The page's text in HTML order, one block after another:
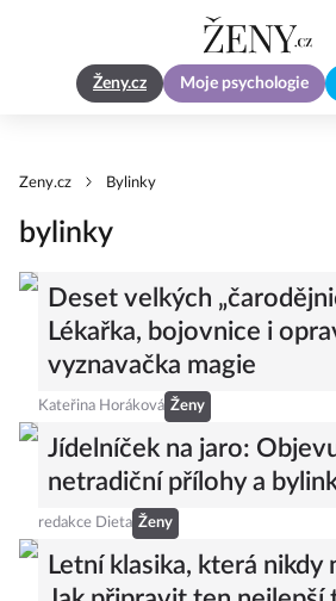
Ženy.cz Moje psychologie
Zeny.cz Bylinky
bylinky
Deset velkých
Lékařka, bojovnice i
vyznavačka magie
Kateřina Horáková Ženy
Jídelníček na jaro:
netradiční přílohy a
redakce Dieta Ženy
Letní klasika, která nikdy